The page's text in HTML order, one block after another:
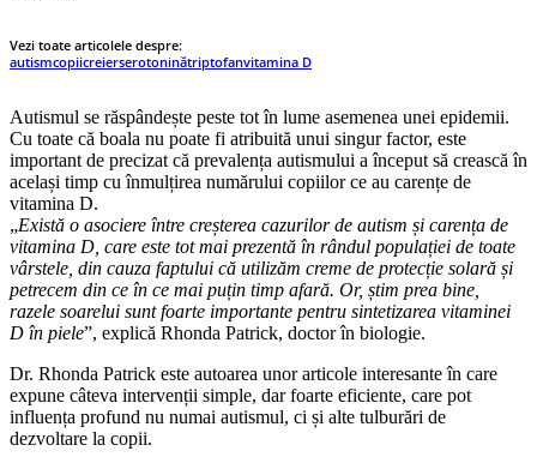
Vezi toate articolele despre:
autismcopiicreierserotoninătriptofanvitamina D
Autismul se răspândește peste tot în lume asemenea unei epidemii.
Cu toate că boala nu poate fi atribuită unui singur factor, este
important de precizat că prevalența autismului a început să crească în
același timp cu înmulțirea numărului copiilor ce au carențe de
vitamina D.
„Există o asociere între creșterea cazurilor de autism și carența de
vitamina D, care este tot mai prezentă în rândul populației de toate
vârstele, din cauza faptului că utilizăm creme de protecție solară și
petrecem din ce în ce mai puțin timp afară. Or, știm prea bine,
razele soarelui sunt foarte importante pentru sintetizarea vitaminei
D în piele”, explică Rhonda Patrick, doctor în biologie.
Dr. Rhonda Patrick este autoarea unor articole interesante în care
expune câteva intervenții simple, dar foarte eficiente, care pot
influența profund nu numai autismul, ci și alte tulburări de
dezvoltare la copii.